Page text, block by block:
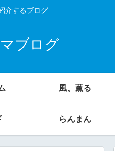
介するブログ
ブログ
風、薫る
らんまん